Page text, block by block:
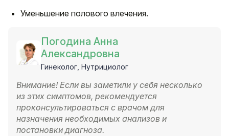
Уменьшение полового влечения.
Погодина Анна
Александровна
Гинеколог, Нутрициолог
Внимание! Если вы заметили у себя несколько
из этих симптомов, рекомендуется
проконсультироваться с врачом для
назначения необходимых анализов и
постановки диагноза.